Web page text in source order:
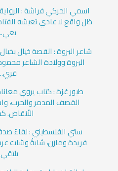
اسمي الحركي فراشة :
ظل واقع لا عادي تعيشه
شاعر البروة : القصة خيال
طيور غزة : كتاب يروي
القصف المدمر والحرب،
الأنقاض.
ستي الفلسطيني : لقاءُ
فريدة ومازن، شابةٌ وشابٌ